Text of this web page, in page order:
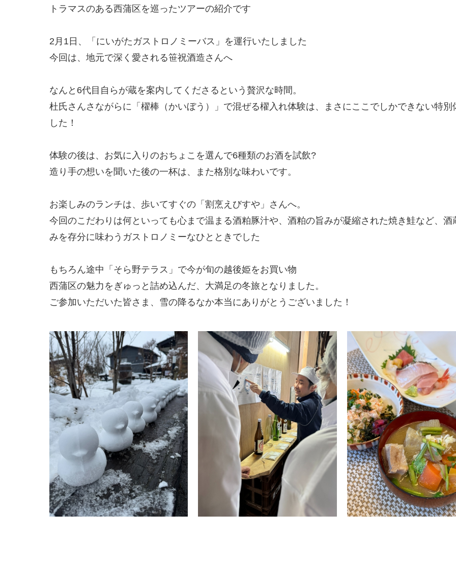
トラマスのある西蒲区を巡ったツアーの紹介です
2月1日、「にいがたガストロノミーバス」を運行いたしました
今回は、地元で深く愛される笹祝酒造さんへ
なんと6代目自らが蔵を案内してくださるという贅沢な時間。
杜氏さんさながらに「櫂棒（かいぼう）」で混ぜる櫂入れ体験は、まさにここでしかできない特別
した！
体験の後は、お気に入りのおちょこを選んで6種類のお酒を試飲?
造り手の想いを聞いた後の一杯は、また格別な味わいです。
お楽しみのランチは、歩いてすぐの「割烹えびすや」さんへ。
今回のこだわりは何といっても心まで温まる酒粕豚汁や、酒粕の旨みが凝縮された焼き鮭など、酒
みを存分に味わうガストロノミーなひとときでした
もちろん途中「そら野テラス」で今が旬の越後姫をお買い物
西蒲区の魅力をぎゅっと詰め込んだ、大満足の冬旅となりました。
ご参加いただいた皆さま、雪の降るなか本当にありがとうございました！